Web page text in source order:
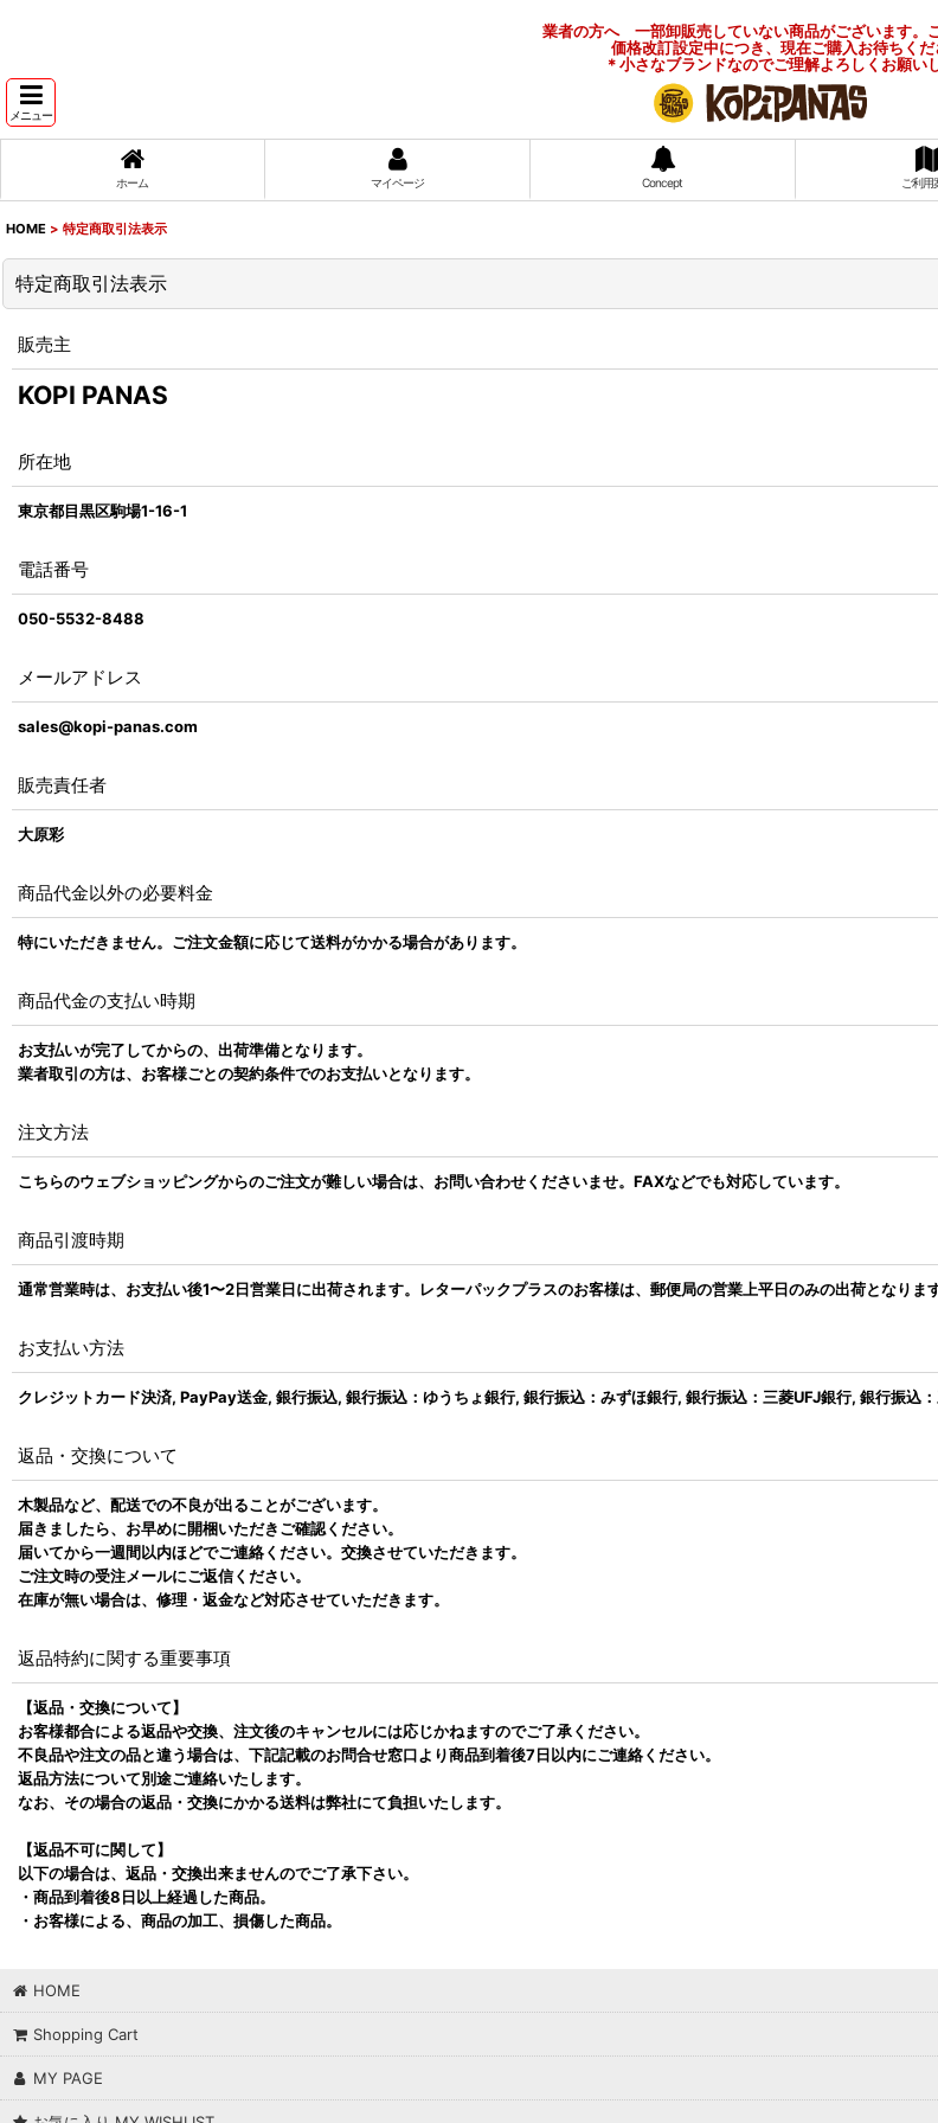
業者の方へ 一部卸販売していない商品がございます。
価格改訂設定中につき、現在ご購入お待ちくだ
＊小さなブランドなのでご理解よろしくお願い
メニュー
ホーム マイページ Concept ご利用
HOME > 特定商取引法表示
特定商取引法表示
販売主
KOPI PANAS
所在地
東京都目黒区駒場1-16-1
電話番号
050-5532-8488
メールアドレス
sales@kopi-panas.com
販売責任者
大原彩
商品代金以外の必要料金
特にいただきません。ご注文金額に応じて送料がかかる場合があります。
商品代金の支払い時期
お支払いが完了してからの、出荷準備となります。
業者取引の方は、お客様ごとの契約条件でのお支払いとなります。
注文方法
こちらのウェブショッピングからのご注文が難しい場合は、お問い合わせくださいませ。FAXなどでも対応しています。
商品引渡時期
通常営業時は、お支払い後1〜2日営業日に出荷されます。レターパックプラスのお客様は、郵便局の営業上平日のみの出荷となります
お支払い方法
クレジットカード決済, PayPay送金, 銀行振込, 銀行振込：ゆうちょ銀行, 銀行振込：みずほ銀行, 銀行振込：三菱UFJ銀行, 銀行振込
返品・交換について
木製品など、配送での不良が出ることがございます。
届きましたら、お早めに開梱いただきご確認ください。
届いてから一週間以内ほどでご連絡ください。交換させていただきます。
ご注文時の受注メールにご返信ください。
在庫が無い場合は、修理・返金など対応させていただきます。
返品特約に関する重要事項
【返品・交換について】
お客様都合による返品や交換、注文後のキャンセルには応じかねますのでご了承ください。
不良品や注文の品と違う場合は、下記記載のお問合せ窓口より商品到着後7日以内にご連絡ください。
返品方法について別途ご連絡いたします。
なお、その場合の返品・交換にかかる送料は弊社にて負担いたします。
【返品不可に関して】
以下の場合は、返品・交換出来ませんのでご了承下さい。
・商品到着後8日以上経過した商品。
・お客様による、商品の加工、損傷した商品。
HOME
Shopping Cart
MY PAGE